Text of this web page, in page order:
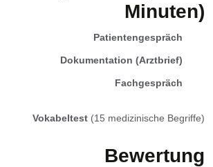
Minuten)
Patientengespräch
Dokumentation (Arztbrief)
Fachgespräch
Vokabeltest (15 medizinische Begriffe)
Bewertung